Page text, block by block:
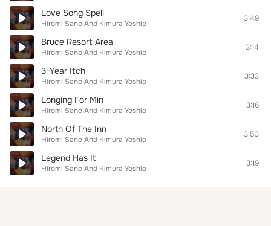
Love Song Spell
Hiromi Sano And Kimura Yoshio
3:49
Bruce Resort Area
Hiromi Sano And Kimura Yoshio
3:14
3-Year Itch
Hiromi Sano And Kimura Yoshio
3:33
Longing For Min
Hiromi Sano And Kimura Yoshio
3:16
North Of The Inn
Hiromi Sano And Kimura Yoshio
3:50
Legend Has It
Hiromi Sano And Kimura Yoshio
3:19